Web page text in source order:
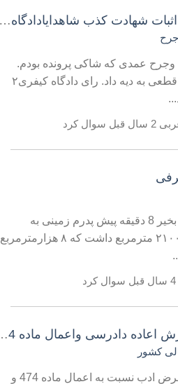
شهادت کذب شاهدایادادگاه عالی دادنامه
عمدی که شاکی پرونده بودم.
دادگاه رای قطعی به دیه داد. رای دادگاه کیفری۲
2 سال قبل سوال کرد
سلام وقت بخیر 8 دقیقه پیش پدرم زمینی به
مساحت ۲۱۰۰۰ مترمربع داشت که ۸ هزارمترمربع
4 سال قبل سوال کرد
دادرسی واعمال ماده 474 توسط وکیل مجرب
کشور
با سلام و عرض ادب نسبت به اعمال ماده 474 و